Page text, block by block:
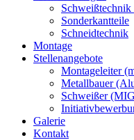
Sonderkantteile
Schneidtechnik
Montage
Stellenangebote
Montageleiter
Metallbauer
Schweißer
Galerie
Kontakt